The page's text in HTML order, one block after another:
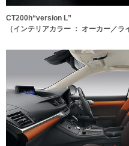
CT200h“version L”
（インテリアカラー ： オーカー／ラ